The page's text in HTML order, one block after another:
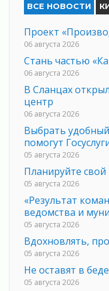
ВСЕ НОВОСТИ
Проект
06 августа 2026
Стань частью
06 августа 2026
В Сланцах
центр
06 августа 2026
Выбрать
помогут
05 августа 2026
Планируйте
05 августа 2026
«Результат
ведомства и
05 августа 2026
Вдохновлять,
05 августа 2026
Не оставят в беде
05 августа 2026